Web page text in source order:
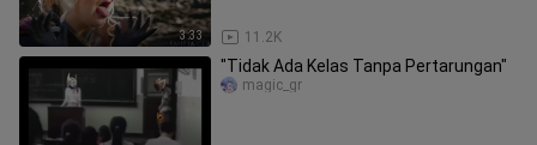
3:33 11.2K
"Tidak Ada Kelas Tanpa Pertarungan"
magic_gr